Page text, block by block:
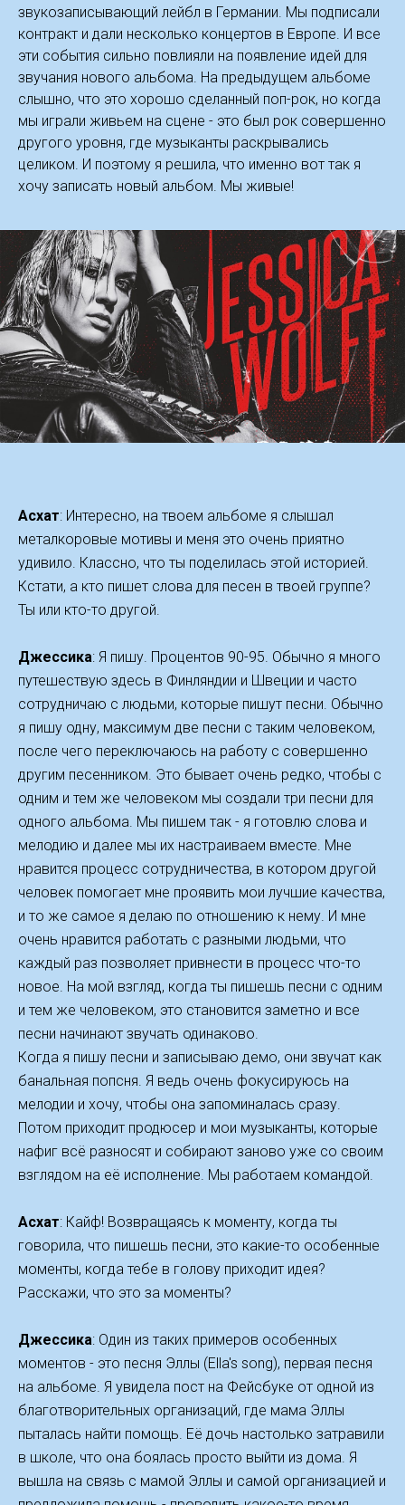
звукозаписывающий лейбл в Германии. Мы подписали
контракт и дали несколько концертов в Европе. И все
эти события сильно повлияли на появление идей для
звучания нового альбома. На предыдущем альбоме
слышно, что это хорошо сделанный поп-рок, но когда
мы играли живьем на сцене - это был рок совершенно
другого уровня, где музыканты раскрывались
целиком. И поэтому я решила, что именно вот так я
хочу записать новый альбом. Мы живые!
Асхат: Интересно, на твоем альбоме я слышал
металкоровые мотивы и меня это очень приятно
удивило. Классно, что ты поделилась этой историей.
Кстати, а кто пишет слова для песен в твоей группе?
Ты или кто-то другой.
Джессика: Я пишу. Процентов 90-95. Обычно я много
путешествую здесь в Финляндии и Швеции и часто
сотрудничаю с людьми, которые пишут песни. Обычно
я пишу одну, максимум две песни с таким человеком,
после чего переключаюсь на работу с совершенно
другим песенником. Это бывает очень редко, чтобы с
одним и тем же человеком мы создали три песни для
одного альбома. Мы пишем так - я готовлю слова и
мелодию и далее мы их настраиваем вместе. Мне
нравится процесс сотрудничества, в котором другой
человек помогает мне проявить мои лучшие качества,
и то же самое я делаю по отношению к нему. И мне
очень нравится работать с разными людьми, что
каждый раз позволяет привнести в процесс что-то
новое. На мой взгляд, когда ты пишешь песни с одним
и тем же человеком, это становится заметно и все
песни начинают звучать одинаково.
Когда я пишу песни и записываю демо, они звучат как
банальная попсня. Я ведь очень фокусируюсь на
мелодии и хочу, чтобы она запоминалась сразу.
Потом приходит продюсер и мои музыканты, которые
нафиг всё разносят и собирают заново уже со своим
взглядом на её исполнение. Мы работаем командой.
Асхат: Кайф! Возвращаясь к моменту, когда ты
говорила, что пишешь песни, это какие-то особенные
моменты, когда тебе в голову приходит идея?
Расскажи, что это за моменты?
Джессика: Один из таких примеров особенных
моментов - это песня Эллы (Ella's song), первая песня
на альбоме. Я увидела пост на Фейсбуке от одной из
благотворительных организаций, где мама Эллы
пыталась найти помощь. Её дочь настолько затравили
в школе, что она боялась просто выйти из дома. Я
вышла на связь с мамой Эллы и самой организацией и